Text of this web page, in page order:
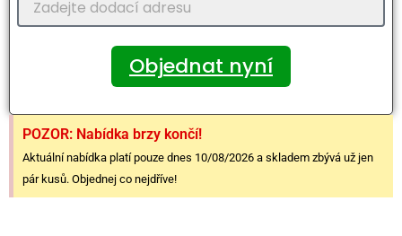
Objednat nyní
POZOR: Nabídka brzy končí!
Aktuální nabídka platí pouze dnes 10/08/2026 a skladem zbývá už jen
pár kusů. Objednej co nejdříve!